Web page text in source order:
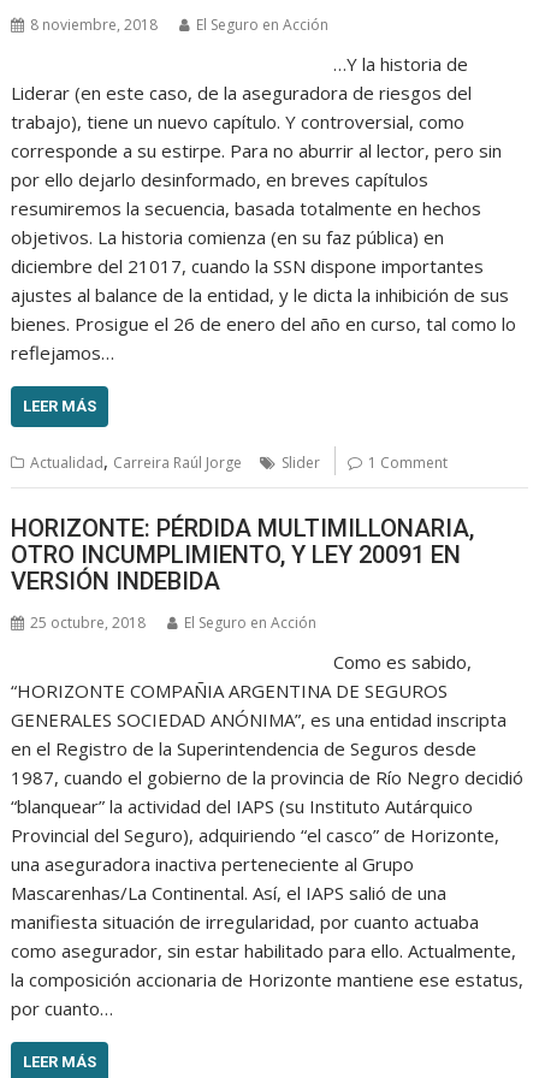
8 noviembre, 2018 El Seguro en Acción
…Y la historia de
Liderar (en este caso, de la aseguradora de riesgos del
trabajo), tiene un nuevo capítulo. Y controversial, como
corresponde a su estirpe. Para no aburrir al lector, pero sin
por ello dejarlo desinformado, en breves capítulos
resumiremos la secuencia, basada totalmente en hechos
objetivos. La historia comienza (en su faz pública) en
diciembre del 21017, cuando la SSN dispone importantes
ajustes al balance de la entidad, y le dicta la inhibición de sus
bienes. Prosigue el 26 de enero del año en curso, tal como lo
reflejamos…
LEER MÁS
Actualidad, Carreira Raúl Jorge Slider 1 Comment
HORIZONTE: PÉRDIDA MULTIMILLONARIA,
OTRO INCUMPLIMIENTO, Y LEY 20091 EN
VERSIÓN INDEBIDA
25 octubre, 2018 El Seguro en Acción
Como es sabido,
“HORIZONTE COMPAÑIA ARGENTINA DE SEGUROS
GENERALES SOCIEDAD ANÓNIMA”, es una entidad inscripta
en el Registro de la Superintendencia de Seguros desde
1987, cuando el gobierno de la provincia de Río Negro decidió
“blanquear” la actividad del IAPS (su Instituto Autárquico
Provincial del Seguro), adquiriendo “el casco” de Horizonte,
una aseguradora inactiva perteneciente al Grupo
Mascarenhas/La Continental. Así, el IAPS salió de una
manifiesta situación de irregularidad, por cuanto actuaba
como asegurador, sin estar habilitado para ello. Actualmente,
la composición accionaria de Horizonte mantiene ese estatus,
por cuanto…
LEER MÁS